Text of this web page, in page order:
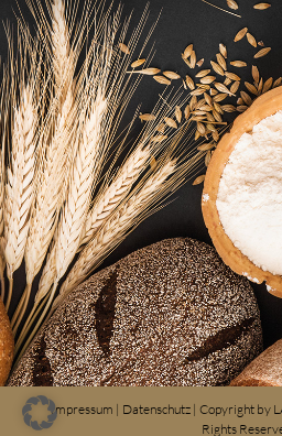
Impressum | Datenschutz| Copyright by
Rights